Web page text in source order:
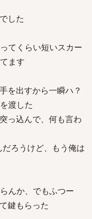
した
てくらい短いスカー
ます
を出すから一瞬ハ？
渡した
っ込んで、何も言わ
ろうけど、もう俺は
んか、でもふつー
鍵もらった